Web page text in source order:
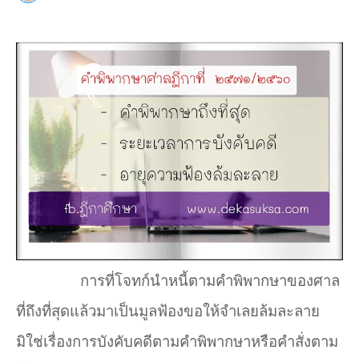
การที่โจทก์นำหนี้ตามคำพิพากษาของศาล
ที่ถึงที่สุดแล้วมาเป็นมูลฟ้องขอให้จำเลยล้มละลาย
มิใช่เรื่องการบังคับคดีตามคำพิพากษาหรือคำสั่งตาม